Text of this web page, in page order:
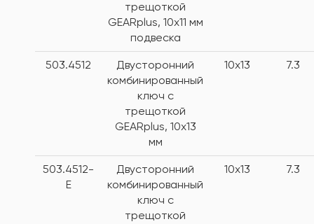
трещоткой
GEARplus, 10х11 мм
подвеска
503.4512
Двусторонний
комбинированный
ключ с
трещоткой
GEARplus, 10х13
мм
10x13 7.3
503.4512-
E
Двусторонний
комбинированный
ключ с
трещоткой
10x13 7.3